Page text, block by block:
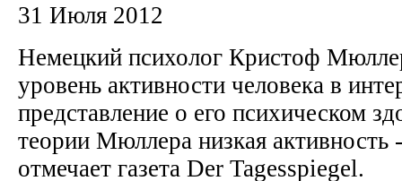
31 Июля 2012
Немецкий психолог Кристоф
уровень активности человека в
представление о его психическом
теории Мюллера низкая
отмечает газета Der Tagesspiegel.